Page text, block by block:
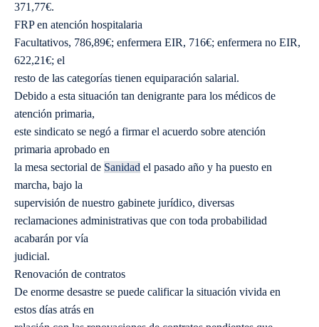
371,77€.
FRP en atención hospitalaria
Facultativos, 786,89€; enfermera EIR, 716€; enfermera no EIR,
622,21€; el
resto de las categorías tienen equiparación salarial.
Debido a esta situación tan denigrante para los médicos de
atención primaria,
este sindicato se negó a firmar el acuerdo sobre atención
primaria aprobado en
la mesa sectorial de Sanidad el pasado año y ha puesto en
marcha, bajo la
supervisión de nuestro gabinete jurídico, diversas
reclamaciones administrativas que con toda probabilidad
acabarán por vía
judicial.
Renovación de contratos
De enorme desastre se puede calificar la situación vivida en
estos días atrás en